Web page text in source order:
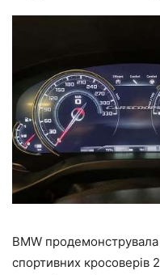
BMW продемонструвала
спортивних кросоверів